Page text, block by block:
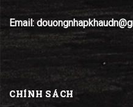
Email:
CHÍNH SÁCH